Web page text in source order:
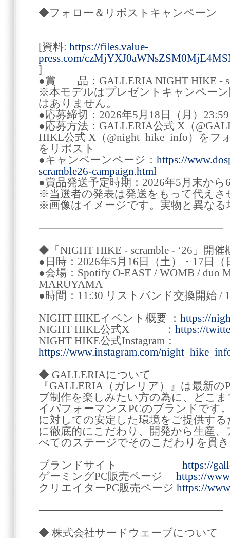
◆フォロー＆リポストキャンペーン
[資料: https://files.value-
press.com/
]
●賞 品：GALLERIA NIGHT HIKE -
※本モデルはプレゼントキャンペー
はありません。
●応募締切：2026年5月18日（月）23:59
●応募方法：GALLERIA公式 X（
HIKE公式 X（@night_hike_info）をフ
をリポスト
●キャンペーンページ： https://
scramble26-campaign.html
●賞品発送予定時期：2026年5月末から
※当選者の発表は発送をもって代え
※画像はイメージです。実物と異なる
────────────────────────
◆「NIGHT HIKE - scramble - ‘26」開催
●日時：2026年5月16日（土）・17日（
●会場：Spotify O-EAST / WOMB / duo
MARUYAMA
●時間：11:30 リストバンド交換開始 /
NIGHT HIKEイベント概要 ： https://
NIGHT HIKE公式X ： https://
NIGHT HIKE公式Instagram：
https://www.instagram.com/
◆ GALLERIAについて
『GALLERIA（ガレリア）』は最新
ブ制作を楽しみたい方の為に、どこ
イパフォーマンスPCのブランドです
に対しての安定した環境をご提供す
に徹底的にこだわり、開発から生産
べてのステージでそのこだわりを貫
ブランドサイト https://
ゲーミングPC販売ページ https://
クリエイターPC販売ページ https://
────────────────────────
◆ 株式会社サードウェーブについて